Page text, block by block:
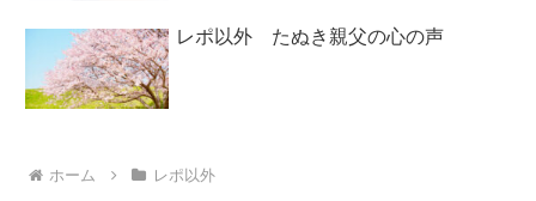
レポ以外 たぬき親父の心の声
ホーム レポ以外